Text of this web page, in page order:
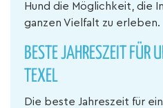
Hund die Möglichkeit, die
ganzen Vielfalt zu erleben.
BESTE JAHRESZEIT FÜR
TEXEL
Die beste Jahreszeit für